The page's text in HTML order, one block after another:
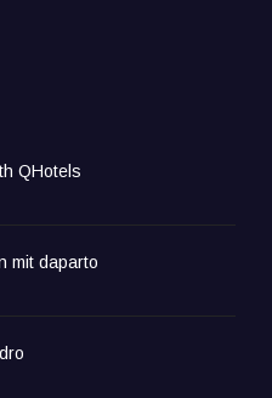
QHotels
mit daparto